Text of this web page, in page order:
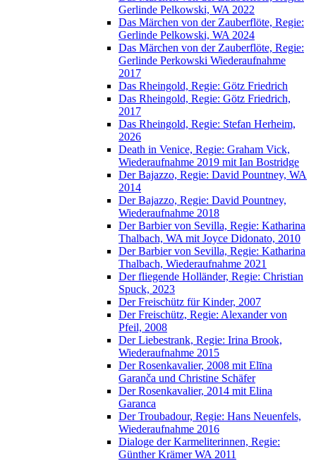
Gerlinde Pelkowski, WA 2022
Das Märchen von der Zauberflöte, Regie:
Gerlinde Pelkowski, WA 2024
Das Märchen von der Zauberflöte, Regie:
Gerlinde Perkowski Wiederaufnahme
2017
Das Rheingold, Regie: Götz Friedrich
Das Rheingold, Regie: Götz Friedrich,
2017
Das Rheingold, Regie: Stefan Herheim,
2026
Death in Venice, Regie: Graham Vick,
Wiederaufnahme 2019 mit Ian Bostridge
Der Bajazzo, Regie: David Pountney, WA
2014
Der Bajazzo, Regie: David Pountney,
Wiederaufnahme 2018
Der Barbier von Sevilla, Regie: Katharina
Thalbach, WA mit Joyce Didonato, 2010
Der Barbier von Sevilla, Regie: Katharina
Thalbach, Wiederaufnahme 2021
Der fliegende Holländer, Regie: Christian
Spuck, 2023
Der Freischütz für Kinder, 2007
Der Freischütz, Regie: Alexander von
Pfeil, 2008
Der Liebestrank, Regie: Irina Brook,
Wiederaufnahme 2015
Der Rosenkavalier, 2008 mit Elīna
Garanča und Christine Schäfer
Der Rosenkavalier, 2014 mit Elina
Garanca
Der Troubadour, Regie: Hans Neuenfels,
Wiederaufnahme 2016
Dialoge der Karmeliterinnen, Regie:
Günther Krämer WA 2011